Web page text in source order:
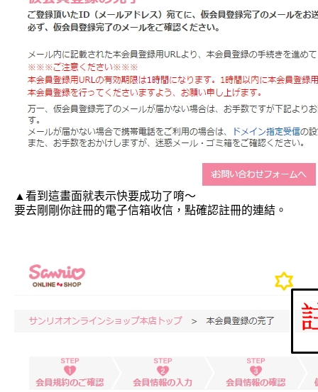
▲看到這畫面就表示快要成功了唷～
要去剛剛你註冊的電子信箱收信，點確認註冊的連結。